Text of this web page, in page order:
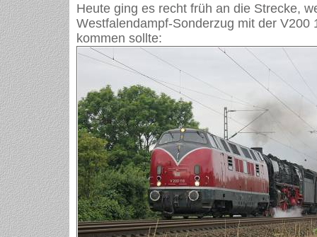
Heute ging es recht früh an die Strecke,
Westfalendampf-Sonderzug mit der V200
kommen sollte: